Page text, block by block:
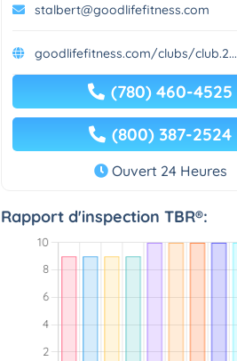
stalbert@goodlifefitness.com
goodlifefitness.com/clubs/club.2...
(780) 460-4525
(800) 387-2524
Ouvert 24 Heures
Rapport d'inspection TBR®: